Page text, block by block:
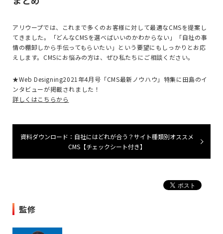
アリウープでは、これまで多くのお客様に対して最適なCMSを提案し
てきました。「どんなCMSを選べばいいのかわからない」「自社の事
情の棚卸しから手伝ってもらいたい」という要望にもしっかりとお応
えします。CMSにお悩みの方は、ぜひ私たちにご相談ください。
★Web Designing2021年4月号「CMS最新ノウハウ」特集に田島のイ
ンタビューが掲載されました！
詳しくはこちらから
資料ダウンロード：自社にはどれが合う？サイト種類別オススメ
CMS【チェックシート付き】
監修